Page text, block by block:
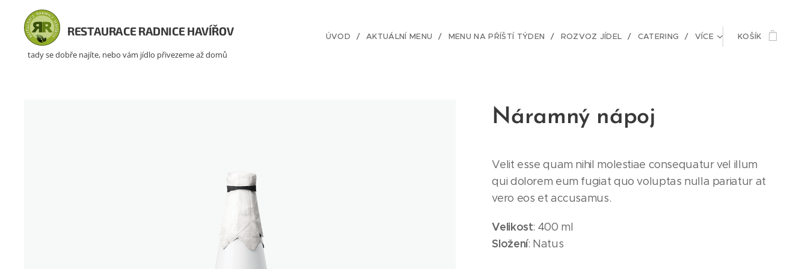
RESTAURACE RADNICE HAVÍŘOV
tady se dobře najíte, nebo vám jídlo přivezeme až domů
ÚVOD AKTUÁLNÍ MENU MENU NA PŘÍŠTÍ TÝDEN ROZVOZ JÍDEL CATERING VÍCE KOŠÍK
Náramný nápoj
Velit esse quam nihil molestiae consequatur vel illum
qui dolorem eum fugiat quo voluptas nulla pariatur at
vero eos et accusamus.
Velikost: 400 ml
Složení: Natus